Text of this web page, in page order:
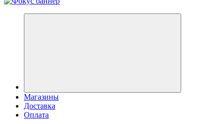
Магазины
Доставка
Оплата